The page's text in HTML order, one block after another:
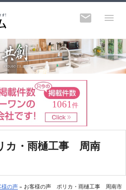
1061 件
カ・雨樋工事 周南
様の声 » お客様の声 ポリカ・雨樋工事 周南市